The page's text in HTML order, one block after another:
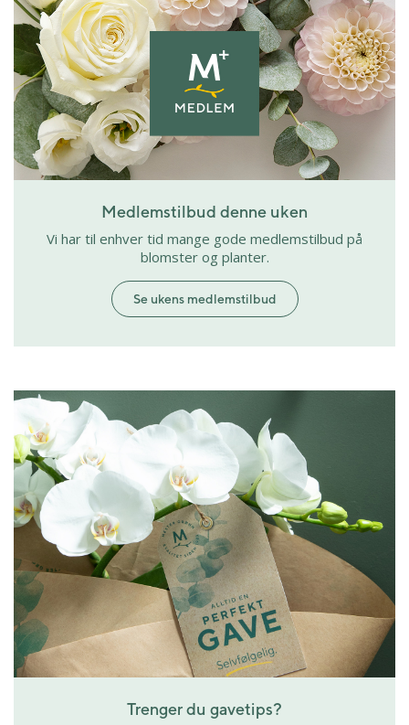
Medlemstilbud denne uken
Vi har til enhver tid mange gode medlemstilbud på
blomster og planter.
Se ukens medlemstilbud
Trenger du gavetips?